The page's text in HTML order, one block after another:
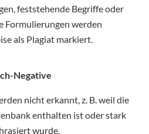
feststehende Begriffe oder
Formulierungen werden
als Plagiat markiert.
Negative
nicht erkannt, z. B. weil die
enthalten ist oder stark
wurde.